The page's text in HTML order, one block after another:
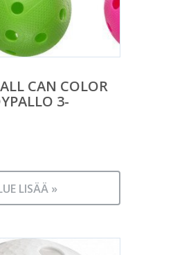
CAN COLOR
3-
LISÄÄ »